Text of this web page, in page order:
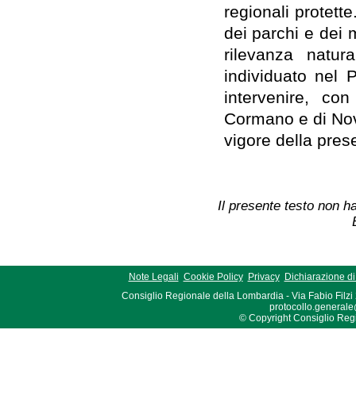
regionali
dei parchi e dei
rilevanza
individuato nel
intervenire,
Cormano e di
vigore della
Il presente testo non
Note Legali Cookie Policy Privacy
Dichiarazione
Consiglio Regionale della Lombardia - Via Fabio Filzi
© Copyright Consiglio